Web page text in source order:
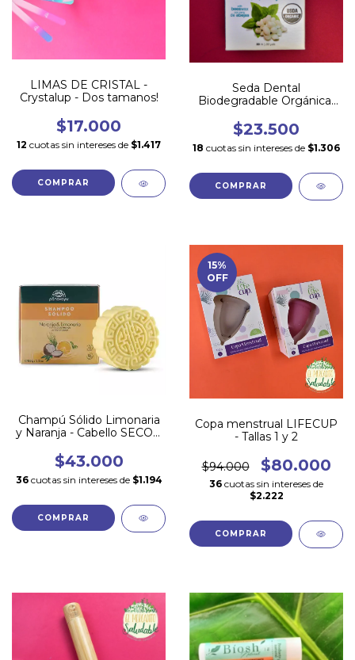
LIMAS DE CRISTAL -
Crystalup - Dos tamanos!
$17.000
12 cuotas sin intereses de $1.417
COMPRAR
Seda Dental
Biodegradable Orgánica-
$23.500
18 cuotas sin intereses de $1.306
Champú Sólido Limonaria
y Naranja - Cabello SECO y
$43.000
36 cuotas sin intereses de $1.194
15%
OFF
Copa menstrual LIFECUP
- Tallas 1 y 2
$94.000 $80.000
36 cuotas sin intereses de
$2.222
COMPRAR